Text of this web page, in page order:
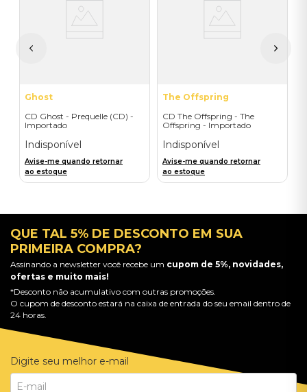
Ghost
CD Ghost - Prequelle (CD) -
Importado
Indisponível
Avise-me quando retornar
ao estoque
The Offspring
CD The Offspring - The
Offspring - Importado
Indisponível
Avise-me quando retornar
ao estoque
QUE TAL 5% DE DESCONTO EM SUA
PRIMEIRA COMPRA?
Assinando a newsletter você recebe um cupom de 5%, novidades,
ofertas e muito mais!
*Desconto não acumulativo com outras promoções.
O cupom de desconto estará na caixa de entrada do seu email dentro de
24 horas.
Digite seu melhor e-mail